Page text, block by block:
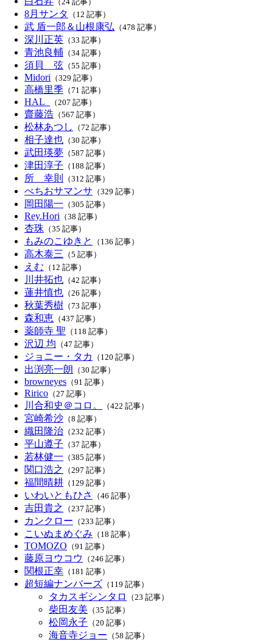
8月サンタ （12 記事）
武 盾一郎＆山根康弘 （478 記事）
深川正英 （33 記事）
青池良輔 （34 記事）
須貝 弦 （55 記事）
Midori （329 記事）
高橋里季 （71 記事）
HAL_ （207 記事）
齋藤浩 （567 記事）
松林あつし （72 記事）
相子達也 （30 記事）
武田瑛夢 （587 記事）
津田淳子 （188 記事）
所 幸則 （312 記事）
べちおサマンサ （329 記事）
岡田陽一 （305 記事）
Rey.Hori （38 記事）
杏珠 （35 記事）
もみのこゆきと （136 記事）
高木泰三 （5 記事）
えむ （12 記事）
川井拓也 （42 記事）
蓮井慎也 （26 記事）
秋葉秀樹 （73 記事）
森和恵 （437 記事）
薬師寺 聖 （118 記事）
沢辺 均 （47 記事）
ジョニー・タカ （120 記事）
出渕亮一朗 （30 記事）
browneyes （91 記事）
Ririco （27 記事）
川合和史＠コロ。 （422 記事）
宮崎希沙 （8 記事）
織田隆治 （232 記事）
平山遵子 （37 記事）
若林健一 （385 記事）
関口浩之 （297 記事）
福間晴耕 （129 記事）
いわいともひさ （46 記事）
吉田貴之 （237 記事）
カンクロー （233 記事）
こいぬまめぐみ （18 記事）
TOMOZO （91 記事）
藤原ヨウコウ （246 記事）
関根正幸 （181 記事）
超短編ナンバーズ （119 記事）
タカスギシンタロ （23 記事）
柴田友美 （35 記事）
松岡永子 （20 記事）
海音寺ジョー （58 記事）